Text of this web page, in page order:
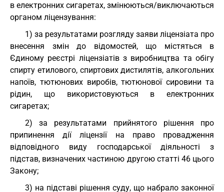
в електронних сигаретах, змінюються/виключаються
органом ліцензування:
1) за результатами розгляду заяви ліцензіата про
внесення змін до відомостей, що містяться в
Єдиному реєстрі ліцензіатів з виробництва та обігу
спирту етилового, спиртових дистилятів, алкогольних
напоїв, тютюнових виробів, тютюнової сировини та
рідин, що використовуються в електронних
сигаретах;
2) за результатами прийнятого рішення про
припинення дії ліцензії на право провадження
відповідного виду господарської діяльності з
підстав, визначених частиною другою статті 46 цього
Закону;
3) на підставі рішення суду, що набрало законної